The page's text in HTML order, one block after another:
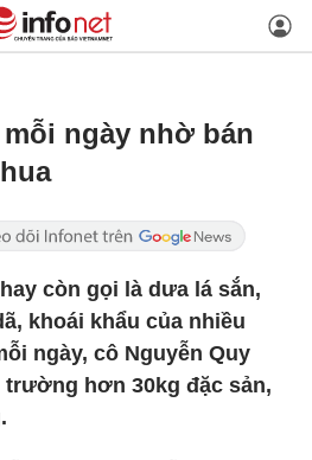
ngày nhờ bán
còn gọi là dưa lá sắn,
khoái khẩu của nhiều
ngày, cô Nguyễn Quy
trường hơn 30kg đặc sản,